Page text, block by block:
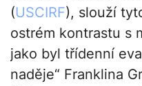
(USCIRF), slouží
ostrém kontrastu s
jako byl třídenní
naděje“ Franklina